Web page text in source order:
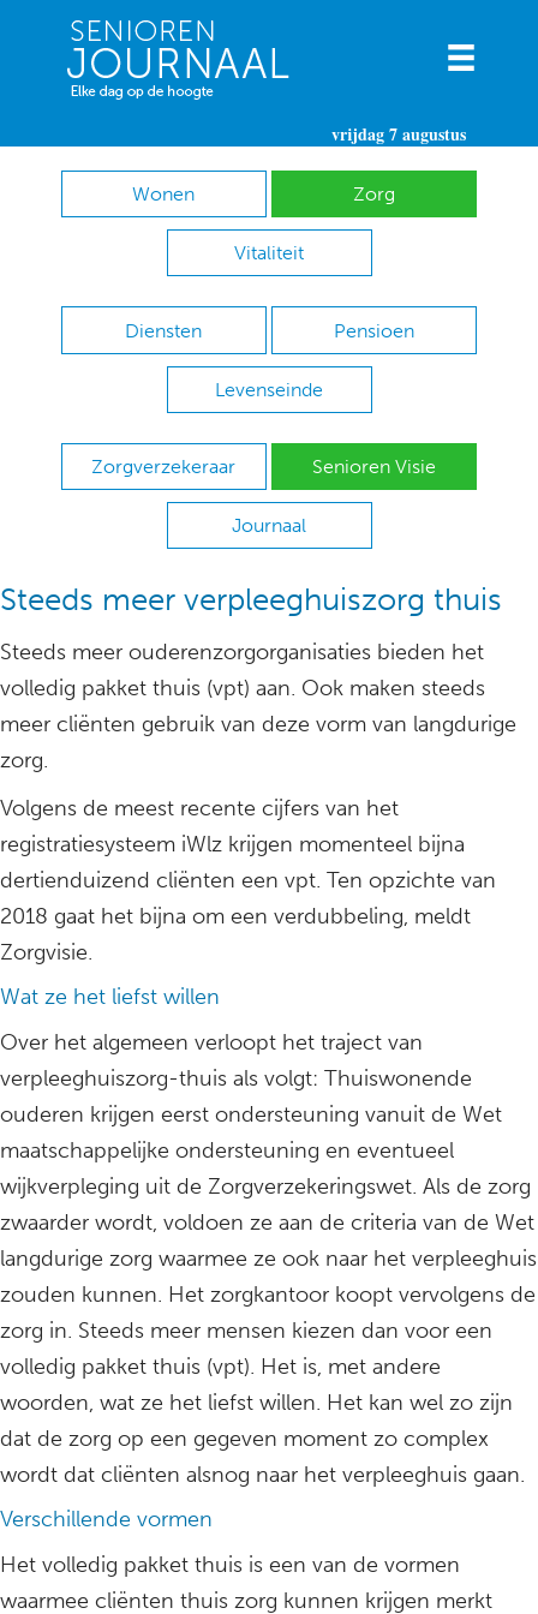
vrijdag 7 augustus
Wonen Zorg
Vitaliteit
Diensten Pensioen
Levenseinde
Zorgverzekeraar Senioren Visie
Journaal
Steeds meer verpleeghuiszorg thuis
Steeds meer ouderenzorgorganisaties bieden het
volledig pakket thuis (vpt) aan. Ook maken steeds
meer cliënten gebruik van deze vorm van langdurige
zorg.
Volgens de meest recente cijfers van het
registratiesysteem iWlz krijgen momenteel bijna
dertienduizend cliënten een vpt. Ten opzichte van
2018 gaat het bijna om een verdubbeling, meldt
Zorgvisie.
Wat ze het liefst willen
Over het algemeen verloopt het traject van
verpleeghuiszorg-thuis als volgt: Thuiswonende
ouderen krijgen eerst ondersteuning vanuit de Wet
maatschappelijke ondersteuning en eventueel
wijkverpleging uit de Zorgverzekeringswet. Als de zorg
zwaarder wordt, voldoen ze aan de criteria van de Wet
langdurige zorg waarmee ze ook naar het verpleeghuis
zouden kunnen. Het zorgkantoor koopt vervolgens de
zorg in. Steeds meer mensen kiezen dan voor een
volledig pakket thuis (vpt). Het is, met andere
woorden, wat ze het liefst willen. Het kan wel zo zijn
dat de zorg op een gegeven moment zo complex
wordt dat cliënten alsnog naar het verpleeghuis gaan.
Verschillende vormen
Het volledig pakket thuis is een van de vormen
waarmee cliënten thuis zorg kunnen krijgen merkt